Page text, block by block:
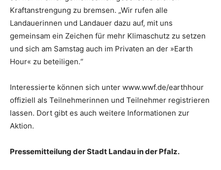
Kraftanstrengung zu bremsen. „Wir rufen alle
Landauerinnen und Landauer dazu auf, mit uns
gemeinsam ein Zeichen für mehr Klimaschutz zu setzen
und sich am Samstag auch im Privaten an der »Earth
Hour« zu beteiligen.“
Interessierte können sich unter www.wwf.de/earthhour
offiziell als Teilnehmerinnen und Teilnehmer registrieren
lassen. Dort gibt es auch weitere Informationen zur
Aktion.
Pressemitteilung der Stadt Landau in der Pfalz.